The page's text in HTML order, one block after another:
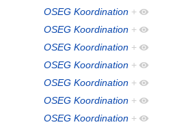
OSEG Koordination +
OSEG Koordination +
OSEG Koordination +
OSEG Koordination +
OSEG Koordination +
OSEG Koordination +
OSEG Koordination +